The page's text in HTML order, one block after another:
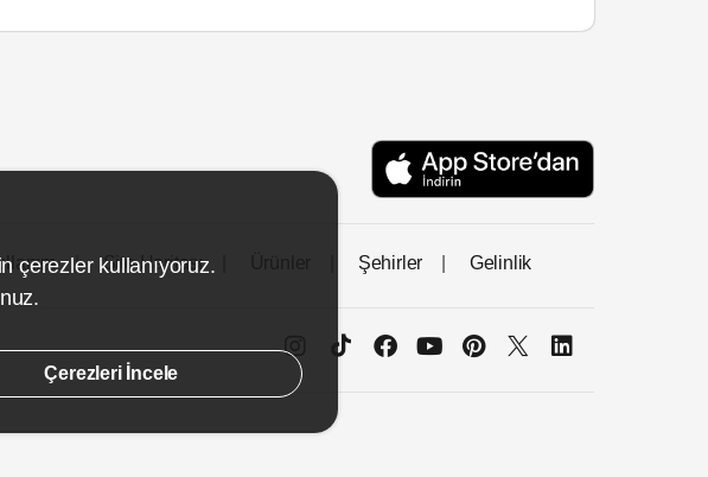
Site Haritası Şehirler Gelinlik
çerezler kullanıyoruz.
Çerezleri İncele